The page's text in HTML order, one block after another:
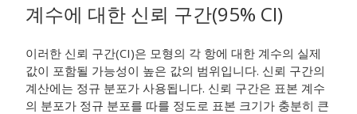
계수에 대한 신뢰 구간(95% CI)
이러한 신뢰 구간(CI)은 모형의 각 항에 대한 계수의 실제
값이 포함될 가능성이 높은 값의 범위입니다. 신뢰 구간의
계산에는 정규 분포가 사용됩니다. 신뢰 구간은 표본 계수
의 분포가 정규 분포를 따를 정도로 표본 크기가 충분히 큰